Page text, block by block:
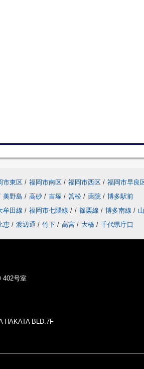
市東区 / 福岡市南区 / 福岡市西区 / 福岡市早良
美野島 / 高砂 / 吉塚 / 筥松 / 薬院 / 博多駅前
牟田線 / 福岡市七隈線 / / 篠栗線 / 博多南線 /
恵 / 渡辺通 / 竹下 / 高宮 / 大橋 / 千代県庁口
402号室
HAKATA BLD.7F